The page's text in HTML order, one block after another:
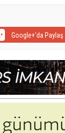
Google+'da Paylaş